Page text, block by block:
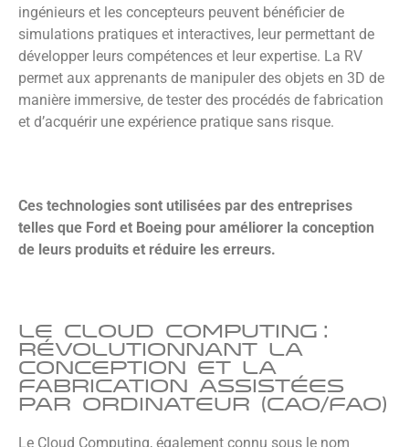
ingénieurs et les concepteurs peuvent bénéficier de
simulations pratiques et interactives, leur permettant de
développer leurs compétences et leur expertise. La RV
permet aux apprenants de manipuler des objets en 3D de
manière immersive, de tester des procédés de fabrication
et d’acquérir une expérience pratique sans risque.
Ces technologies sont utilisées par des entreprises
telles que Ford et Boeing pour améliorer la conception
de leurs produits et réduire les erreurs.
Le Cloud Computing :
Révolutionnant la
Conception et la
Fabrication Assistées
par Ordinateur (CAO/FAO)​
Le Cloud Computing, également connu sous le nom